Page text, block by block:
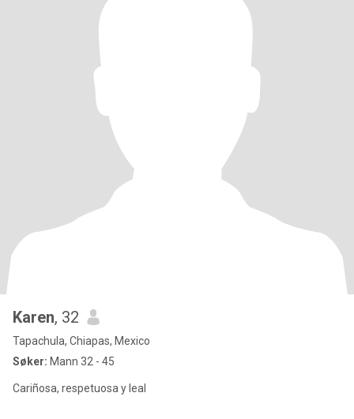
Karen, 32
Tapachula, Chiapas, Mexico
Søker: Mann 32 - 45
Cariñosa, respetuosa y leal